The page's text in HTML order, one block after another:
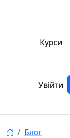
Курси
Увійти
Блог